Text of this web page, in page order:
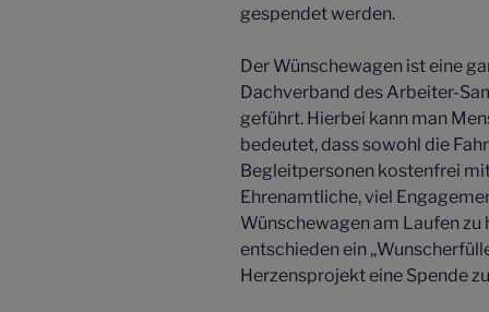
gespendet werden.
Der Wünschewagen ist eine
Dachverband des Arbeiter-
geführt. Hierbei kann man
bedeutet, dass sowohl die
Begleitpersonen kostenfrei
Ehrenamtliche, viel
Wünschewagen am Laufen zu
entschieden ein
Herzensprojekt eine Spende